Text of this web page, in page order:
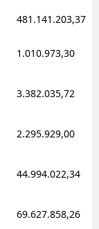
481.141.203,37
1.010.973,30
3.382.035,72
2.295.929,00
44.994.022,34
69.627.858,26